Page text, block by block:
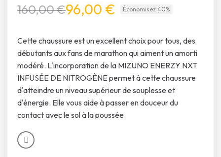
160,00 €96,00 € Économisez 40%
Cette chaussure est un excellent choix pour tous, des
débutants aux fans de marathon qui aiment un amorti
modéré. L'incorporation de la MIZUNO ENERZY NXT
INFUSÉE DE NITROGÈNE permet à cette chaussure
d'atteindre un niveau supérieur de souplesse et
d'énergie. Elle vous aide à passer en douceur du
contact avec le sol à la poussée.